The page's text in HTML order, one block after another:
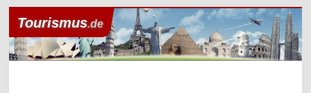
Tourismus.de